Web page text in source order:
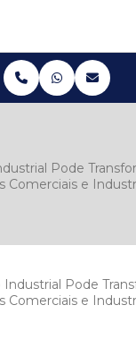
Pode
Comerciais e